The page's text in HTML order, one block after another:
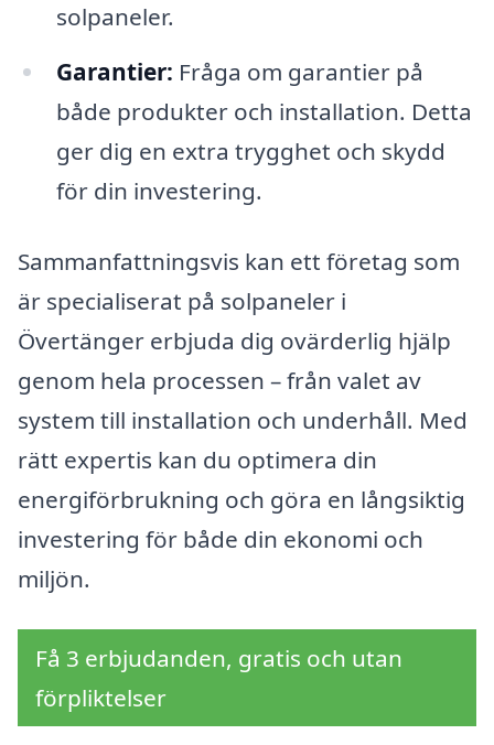
solpaneler.
Garantier: Fråga om garantier på
både produkter och installation. Detta
ger dig en extra trygghet och skydd
för din investering.
Sammanfattningsvis kan ett företag som
är specialiserat på solpaneler i
Övertänger erbjuda dig ovärderlig hjälp
genom hela processen – från valet av
system till installation och underhåll. Med
rätt expertis kan du optimera din
energiförbrukning och göra en långsiktig
investering för både din ekonomi och
miljön.
Få 3 erbjudanden, gratis och utan
förpliktelser